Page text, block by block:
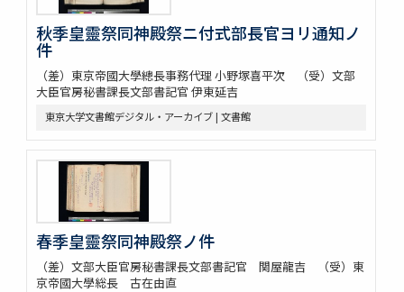
秋季皇靈祭同神殿祭ニ付式部長官ヨリ通知ノ
件
（差）東京帝國大學總長事務代理 小野塚喜平次 （受）文部
大臣官房秘書課長文部書記官 伊東延吉
東京大学文書館デジタル・アーカイブ | 文書館
春季皇靈祭同神殿祭ノ件
（差）文部大臣官房秘書課長文部書記官 関屋龍吉 （受）東
京帝國大學総長 古在由直